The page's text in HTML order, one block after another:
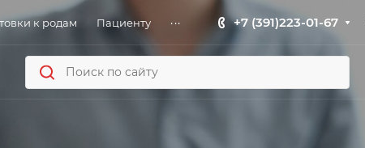
к родам Пациенту ... +7 (391)223-01-67